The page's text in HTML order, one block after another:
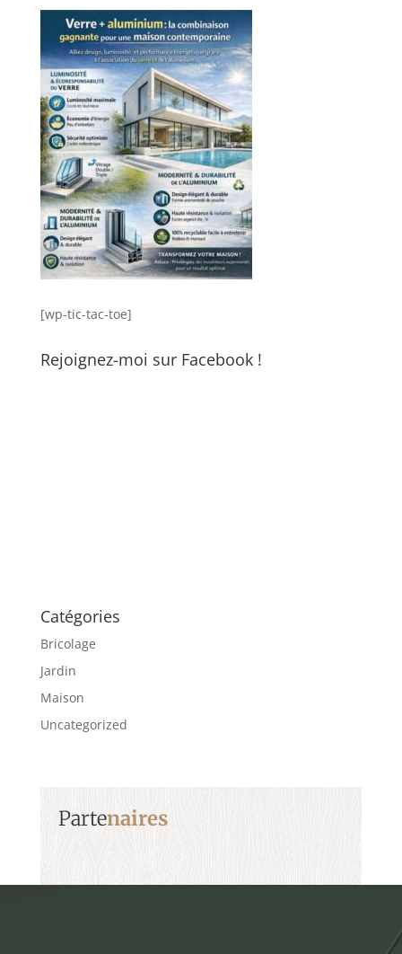
[wp-tic-tac-toe]
Rejoignez-moi sur Facebook !
Catégories
Bricolage
Jardin
Maison
Uncategorized
Partenaires